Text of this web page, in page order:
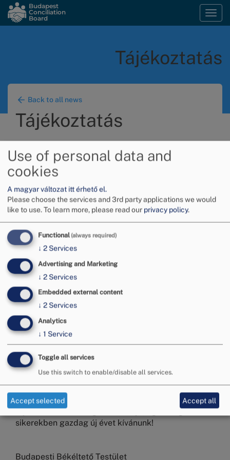
Skip
main
Budapest
Conciliation
Board
Tájékoztatás
Back to all news
Tájékoztatás
Image
Tisztelt Fogyasztók és Vállalkozások!
Tájékoztatjuk, hogy a 2022. december 22. és 2023.
január 9. között telefonos és személyes
ügyfélfogadásunk, valamint jogi tanácsadásunk
szünetel. A békéltető testületi eljárásról
honlapunkon a bekeltet.bkik.hu oldalon
tájékozódhat. Boldog Karácsonyt, egészségben és
sikerekben gazdag új évet kívánunk!
Budapesti Békéltető Testület
Use of personal data and
cookies
A magyar változat itt érhető el.
Please choose the services and 3rd party applications we would
like to use.To learn more, please read our privacy policy.
Functional(always required)
↓ 2 Services
Advertising and Marketing
↓ 2 Services
Embedded external content
↓ 2 Services
Analytics
↓ 1 Service
Toggle all services
Use this switch to enable/disable all services.
Accept selected Accept all